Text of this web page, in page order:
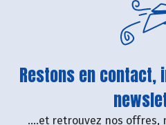
Restons en contact,
....et retrouvez nos offres,